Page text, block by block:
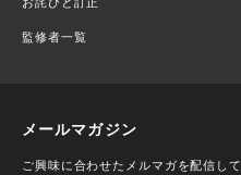
監修者一覧
メールマガジン
ご興味に合わせたメルマガを配信し